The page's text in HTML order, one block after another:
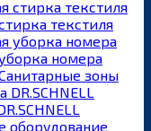
текстиля
номера
зоны